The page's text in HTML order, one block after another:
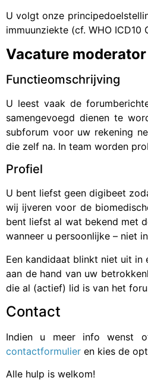
U volgt onze
immuunziekte (cf. WHO
Vacature moderator
Functieomschrijving
U leest vaak de
samengevoegd dienen te
subforum voor uw rekening
die zelf na. In team worden
Profiel
U bent liefst geen digibeet
wij ijveren voor de
bent liefst al wat bekend met
wanneer u persoonlijke – niet
Een kandidaat blinkt niet uit
aan de hand van uw
die al (actief) lid is van het
Contact
Indien u meer info wenst
contactformulier en kies de
Alle hulp is welkom!